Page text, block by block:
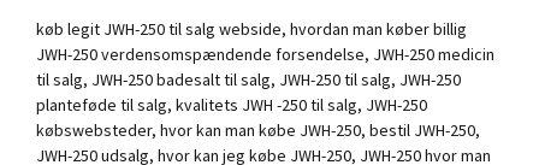
køb legit JWH-250 til salg webside, hvordan man køber billig
JWH-250 verdensomspændende forsendelse, JWH-250 medicin
til salg, JWH-250 badesalt til salg, JWH-250 til salg, JWH-250
planteføde til salg, kvalitets JWH -250 til salg, JWH-250
købswebsteder, hvor kan man købe JWH-250, bestil JWH-250,
JWH-250 udsalg, hvor kan jeg købe JWH-250, JWH-250 hvor man